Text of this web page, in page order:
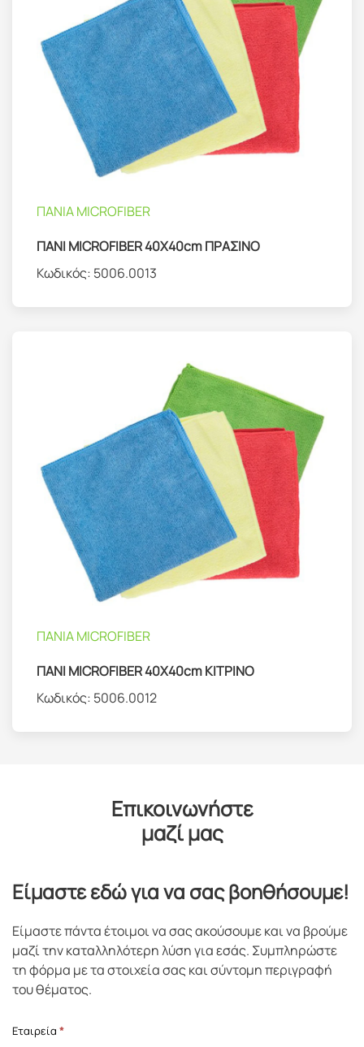
ΠΑΝΙΑ MICROFIBER
ΠΑΝΙ MICROFIBER 40X40cm ΠΡΑΣΙΝΟ
Κωδικός: 5006.0013
ΠΑΝΙΑ MICROFIBER
ΠΑΝΙ MICROFIBER 40X40cm ΚΙΤΡΙΝΟ
Κωδικός: 5006.0012
Επικοινωνήστε
μαζί μας
Είμαστε εδώ για να σας βοηθήσουμε!
Είμαστε πάντα έτοιμοι να σας ακούσουμε και να βρούμε
μαζί την καταλληλότερη λύση για εσάς. Συμπληρώστε
τη φόρμα με τα στοιχεία σας και σύντομη περιγραφή
του θέματος.
Επικοινωνία
Εταιρεία *